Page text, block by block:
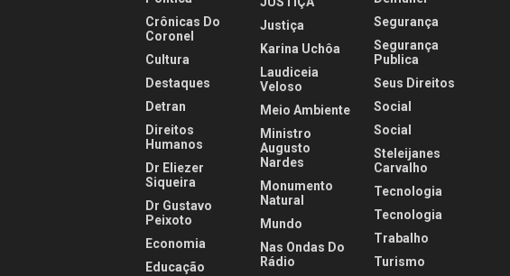
Crônicas Do
Coronel
Cultura
Destaques
Detran
Direitos
Humanos
Dr Eliezer
Siqueira
Dr Gustavo
Peixoto
Economia
Educação
Justiça
Karina Uchôa
Laudiceia
Veloso
Meio Ambiente
Ministro
Augusto
Nardes
Monumento
Natural
Mundo
Nas Ondas Do
Rádio
Segurança
Segurança
Publica
Seus Direitos
Social
Social
Steleijanes
Carvalho
Tecnologia
Tecnologia
Trabalho
Turismo